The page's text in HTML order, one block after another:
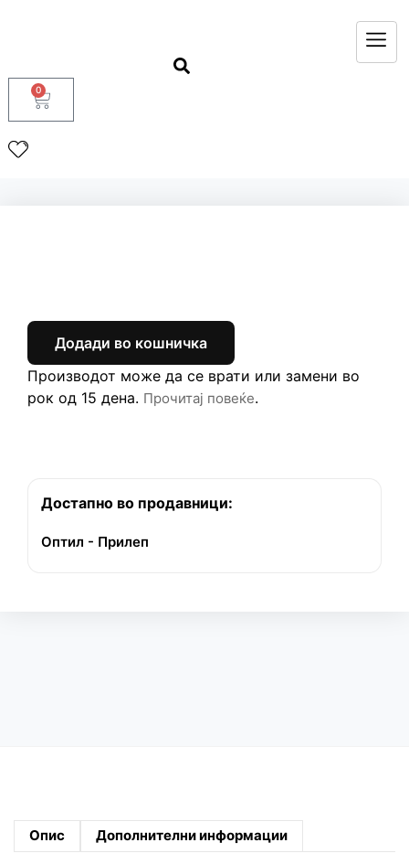
0
Додади во кошничка
Производот може да се врати или замени во
рок од 15 дена. Прочитај повеќе.
Достапно во продавници:
Оптил - Прилеп
Опис Дополнителни информации